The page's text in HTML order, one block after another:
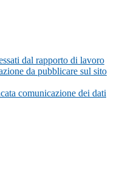
dal rapporto di lavoro
da pubblicare sul sito
comunicazione dei dati